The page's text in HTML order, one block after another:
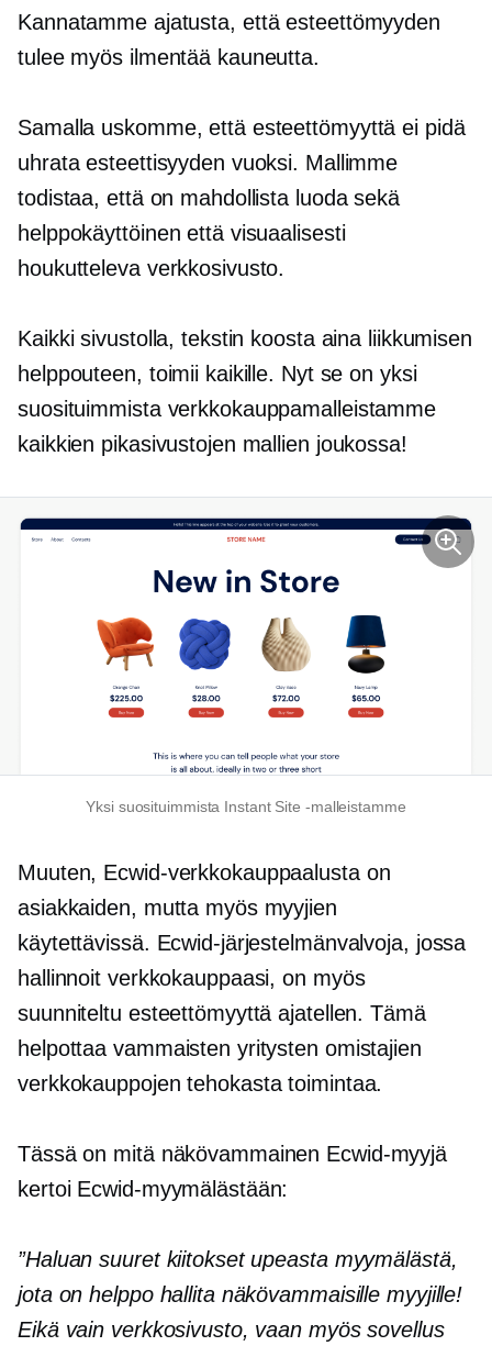
Kannatamme ajatusta, että esteettömyyden
tulee myös ilmentää kauneutta.
Samalla uskomme, että esteettömyyttä ei pidä
uhrata esteettisyyden vuoksi. Mallimme
todistaa, että on mahdollista luoda sekä
helppokäyttöinen että visuaalisesti
houkutteleva verkkosivusto.
Kaikki sivustolla, tekstin koosta aina liikkumisen
helppouteen, toimii kaikille. Nyt se on yksi
suosituimmista verkkokauppamalleistamme
kaikkien pikasivustojen mallien joukossa!
Yksi suosituimmista Instant Site -malleistamme
Muuten, Ecwid-verkkokauppaalusta on
asiakkaiden, mutta myös myyjien
käytettävissä. Ecwid-järjestelmänvalvoja, jossa
hallinnoit verkkokauppaasi, on myös
suunniteltu esteettömyyttä ajatellen. Tämä
helpottaa vammaisten yritysten omistajien
verkkokauppojen tehokasta toimintaa.
Tässä on mitä näkövammainen Ecwid-myyjä
kertoi Ecwid-myymälästään:
”Haluan suuret kiitokset upeasta myymälästä,
jota on helppo hallita näkövammaisille myyjille!
Eikä vain verkkosivusto, vaan myös sovellus